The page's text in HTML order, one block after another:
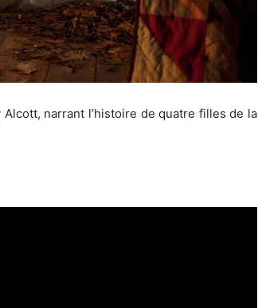
narrant l’histoire de quatre filles de la